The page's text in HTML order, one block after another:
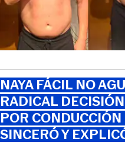
NAYA FÁCIL NO
RADICAL
POR
SINCERÓ Y